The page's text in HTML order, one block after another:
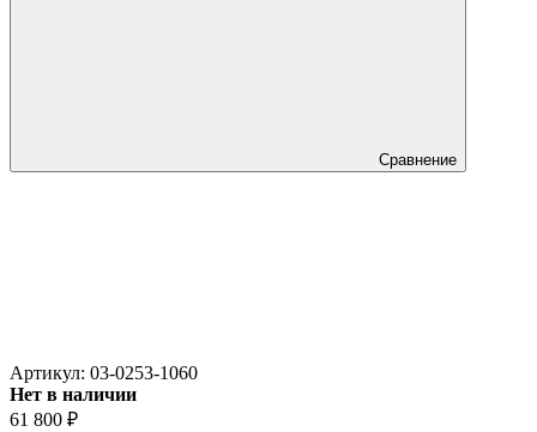
Сравнение
Артикул: 03-0253-1060
Нет в наличии
61 800 ₽